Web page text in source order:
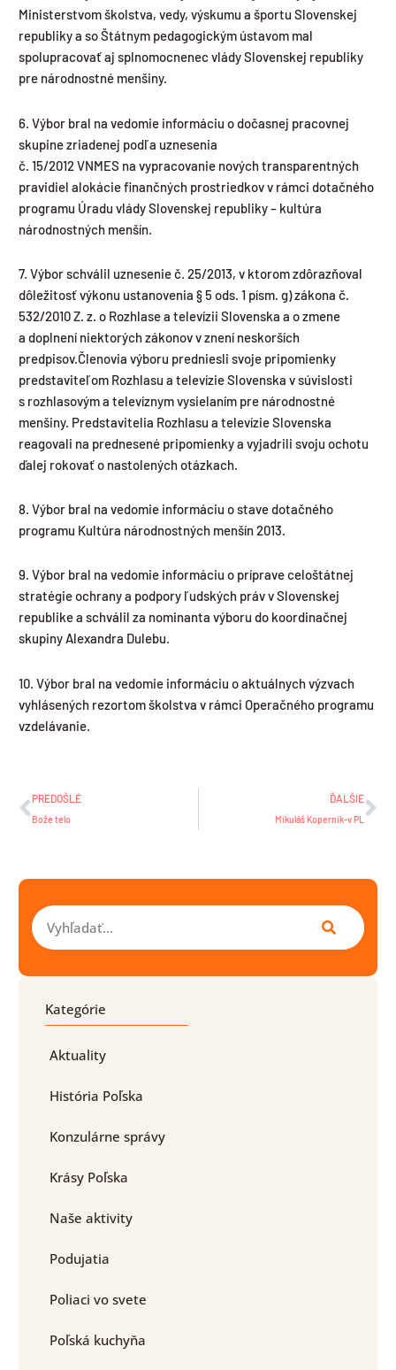
Ministerstvom školstva, vedy, výskumu a športu Slovenskej
republiky a so Štátnym pedagogickým ústavom mal
spolupracovať aj splnomocnenec vlády Slovenskej republiky
pre národnostné menšiny.
6. Výbor bral na vedomie informáciu o dočasnej pracovnej
skupine zriadenej podľa uznesenia
č. 15/2012 VNMES na vypracovanie nových transparentných
pravidiel alokácie finančných prostriedkov v rámci dotačného
programu Úradu vlády Slovenskej republiky – kultúra
národnostných menšín.
7. Výbor schválil uznesenie č. 25/2013, v ktorom zdôrazňoval
dôležitosť výkonu ustanovenia § 5 ods. 1 písm. g) zákona č.
532/2010 Z. z. o Rozhlase a televízii Slovenska a o zmene
a doplnení niektorých zákonov v znení neskorších
predpisov.Členovia výboru predniesli svoje pripomienky
predstaviteľom Rozhlasu a televízie Slovenska v súvislosti
s rozhlasovým a televíznym vysielaním pre národnostné
menšiny. Predstavitelia Rozhlasu a televízie Slovenska
reagovali na prednesené pripomienky a vyjadrili svoju ochotu
ďalej rokovať o nastolených otázkach.
8. Výbor bral na vedomie informáciu o stave dotačného
programu Kultúra národnostných menšín 2013.
9. Výbor bral na vedomie informáciu o príprave celoštátnej
stratégie ochrany a podpory ľudských práv v Slovenskej
republike a schválil za nominanta výboru do koordinačnej
skupiny Alexandra Dulebu.
10. Výbor bral na vedomie informáciu o aktuálnych výzvach
vyhlásených rezortom školstva v rámci Operačného programu
vzdelávanie.
PREDOŠLÉ
Bože telo
ĎALŠIE
Mikuláš Kopernik-v PL
Vyhľadať
Kategórie
Aktuality
História Poľska
Konzulárne správy
Krásy Poľska
Naše aktivity
Podujatia
Poliaci vo svete
Poľská kuchyňa